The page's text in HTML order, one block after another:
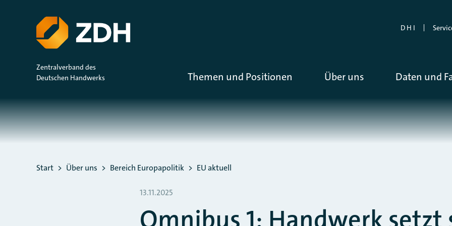
ZUM HAUPTINHALT SPRINGEN
D H I
Zentralverband des
Deutschen Handwerks
Themen und Positionen Über uns Daten und
Sie befinden sich hier:
Start Über uns Bereich Europapolitik EU aktuell
13.11.2025